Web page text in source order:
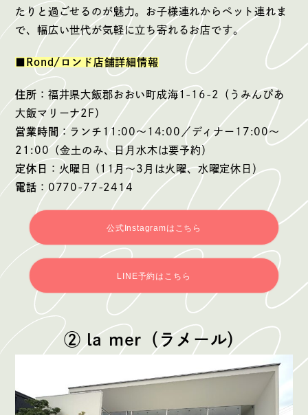
たりと過ごせるのが魅力。お子様連れからペット連れま
で、幅広い世代が気軽に立ち寄れるお店です。
■Rond/ロンド店舗詳細情報
住所 ：福井県大飯郡おおい町成海1-16-2（うみんぴあ
大飯マリーナ2F）
営業時間 ：ランチ11:00〜14:00／ディナー17:00〜
21:00（金土のみ、日月水木は要予約）
定休日
：火曜日 (11月〜3月は火曜、水曜定休日）
電話 ：0770-77-2414
公式Instagramはこちら
LINE予約はこちら
② la mer（ラメール）